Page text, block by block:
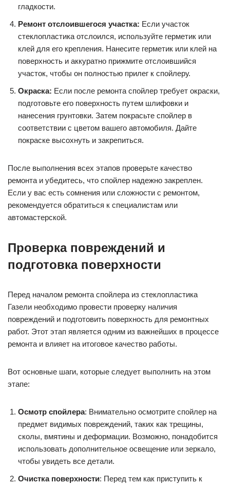
гладкости.
Ремонт отслоившегося участка: Если участок
стеклопластика отслоился, используйте герметик или
клей для его крепления. Нанесите герметик или клей на
поверхность и аккуратно прижмите отслоившийся
участок, чтобы он полностью прилег к спойлеру.
Окраска: Если после ремонта спойлер требует окраски,
подготовьте его поверхность путем шлифовки и
нанесения грунтовки. Затем покрасьте спойлер в
соответствии с цветом вашего автомобиля. Дайте
покраске высохнуть и закрепиться.
После выполнения всех этапов проверьте качество
ремонта и убедитесь, что спойлер надежно закреплен.
Если у вас есть сомнения или сложности с ремонтом,
рекомендуется обратиться к специалистам или
автомастерской.
Проверка повреждений и
подготовка поверхности
Перед началом ремонта спойлера из стеклопластика
Газели необходимо провести проверку наличия
повреждений и подготовить поверхность для ремонтных
работ. Этот этап является одним из важнейших в процессе
ремонта и влияет на итоговое качество работы.
Вот основные шаги, которые следует выполнить на этом
этапе:
Осмотр спойлера: Внимательно осмотрите спойлер на
предмет видимых повреждений, таких как трещины,
сколы, вмятины и деформации. Возможно, понадобится
использовать дополнительное освещение или зеркало,
чтобы увидеть все детали.
Очистка поверхности: Перед тем как приступить к